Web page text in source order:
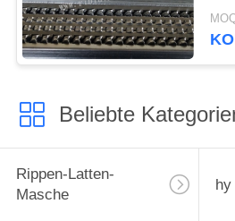
Beliebte
Rippen-Latten-
Masche
hy